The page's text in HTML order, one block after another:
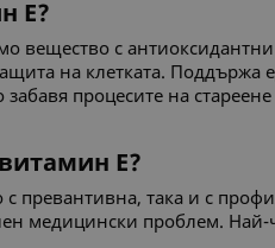
Е?
вещество с
на клетката. Поддържа
процесите на
Е?
с превантивна, така и с
медицински проблем. Най-